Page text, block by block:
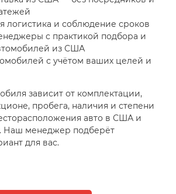
логистика и соблюдение сроков
с практикой подбора и
из США
с учётом ваших целей и
зависит от комплектации,
пробега, наличия и степени
авто в США и
Наш менеджер подберёт
для вас.